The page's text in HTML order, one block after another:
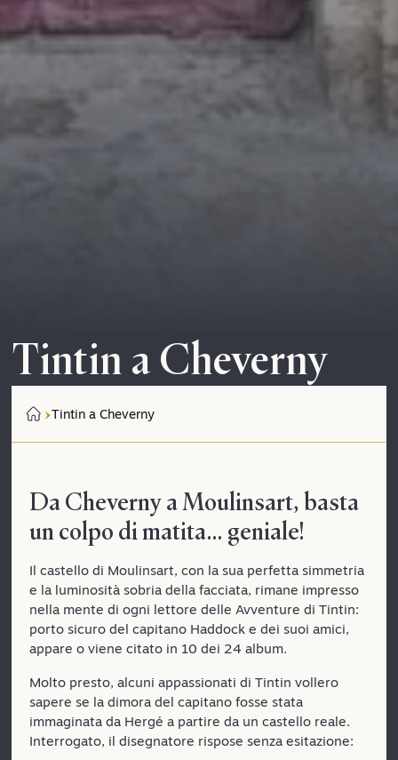
Tintin a Cheverny
Tintin a Cheverny
Da Cheverny a Moulinsart, basta
un colpo di matita… geniale!
Il castello di Moulinsart, con la sua perfetta simmetria
e la luminosità sobria della facciata, rimane impresso
nella mente di ogni lettore delle Avventure di Tintin:
porto sicuro del capitano Haddock e dei suoi amici,
appare o viene citato in 10 dei 24 album.
Molto presto, alcuni appassionati di Tintin vollero
sapere se la dimora del capitano fosse stata
immaginata da Hergé a partire da un castello reale.
Interrogato, il disegnatore rispose senza esitazione: